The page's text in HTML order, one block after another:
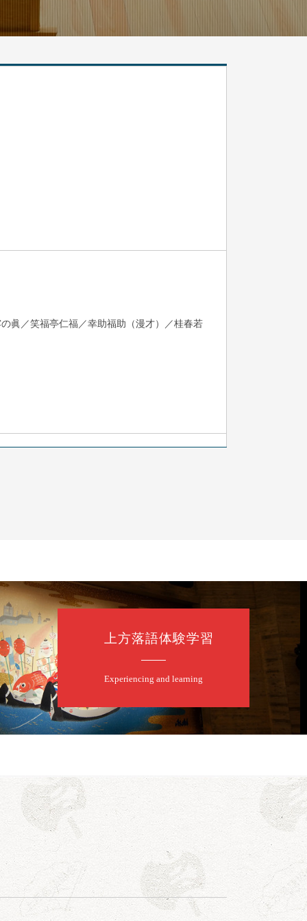
眞／笑福亭仁福／幸助福助（漫才）／桂春若
番」
眞／笑福亭仁福／幸助福助（漫才）／桂春若
上方落語体験学習
Experiencing and learning